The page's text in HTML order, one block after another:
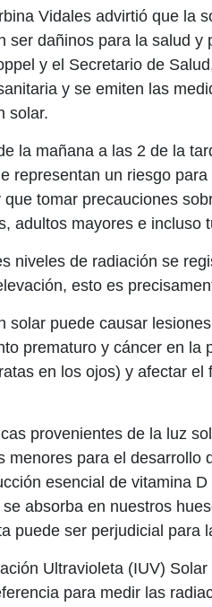
Vidales advirtió que la
ser dañinos para la salud y
y el Secretario de
y se emiten las
solar.
la mañana a las 2 de la
representan un riesgo
tomar precauciones
adultos mayores e incluso
niveles de radiación se
esto es
solar puede causar
prematuro y cáncer en la
en los ojos) y afectar el
provenientes de la luz
menores para el desarrollo
esencial de vitamina
absorba en nuestros
puede ser perjudicial para
Ultravioleta (IUV)
para medir las